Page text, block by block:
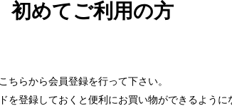
初めてご利用の方
ちらから会員登録を行って下さい。
を登録しておくと便利にお買い物ができるように